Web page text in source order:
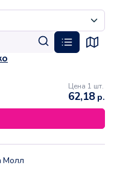
Цена 1 шт.
62,18р.
Молл